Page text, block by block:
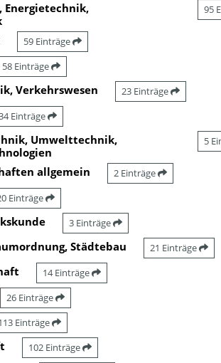
Energietechnik,
95
59 Einträge
58 Einträge
Verkehrswesen 23 Einträge
Einträge
Umwelttechnik,
5
allgemein 2 Einträge
Einträge
3 Einträge
Städtebau 21 Einträge
14 Einträge
26 Einträge
Einträge
102 Einträge